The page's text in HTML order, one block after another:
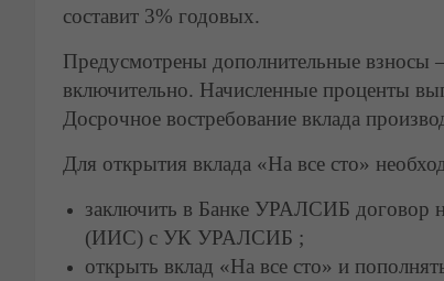
составит 3% годовых.
Предусмотрены дополнительные взносы
включительно. Начисленные проценты
Досрочное востребование вклада
Для открытия вклада «На все сто»
заключить в Банке УРАЛСИБ договор
(ИИС) с УК УРАЛСИБ ;
открыть вклад «На все сто» и